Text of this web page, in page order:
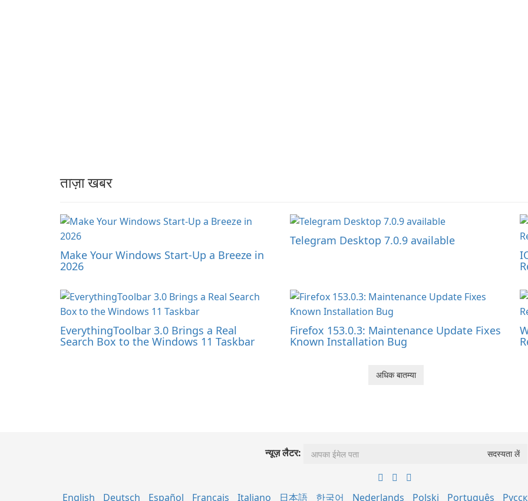
ताज़ा खबर
Make Your Windows Start-Up a Breeze in
2026
Telegram Desktop 7.0.9 available
EverythingToolbar 3.0 Brings a Real
Search Box to the Windows 11 Taskbar
Firefox 153.0.3: Maintenance Update Fixes
Known Installation Bug
अधिक बातम्या
न्यूज़ लैटर:
English Deutsch Español Français Italiano 日本語 한국어 Nederlands Polski Português